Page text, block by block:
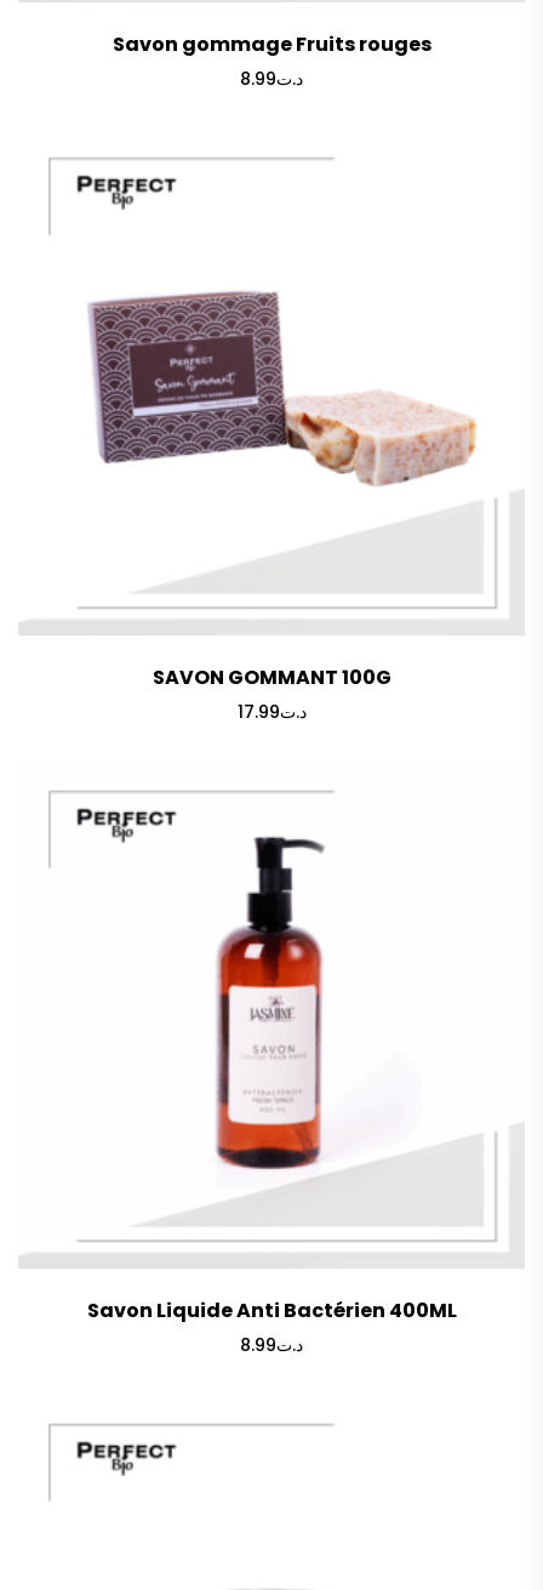
Savon gommage Fruits rouges
د.ت8.99
SAVON GOMMANT 100G
د.ت17.99
Savon Liquide Anti Bactérien 400ML
د.ت8.99